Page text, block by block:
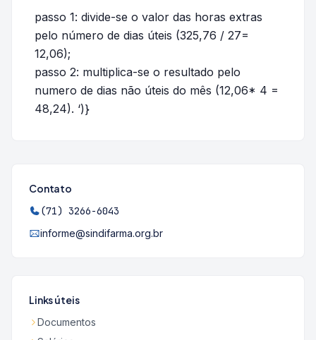
passo 1: divide-se o valor das horas extras
pelo número de dias úteis (325,76 / 27=
12,06);
passo 2: multiplica-se o resultado pelo
numero de dias não úteis do mês (12,06* 4 =
48,24). ‘)}
Contato
(71) 3266-6043
informe@sindifarma.org.br
Links úteis
Documentos